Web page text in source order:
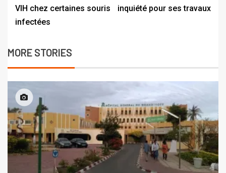
VIH chez certaines souris
infectées
inquiété pour ses travaux
MORE STORIES